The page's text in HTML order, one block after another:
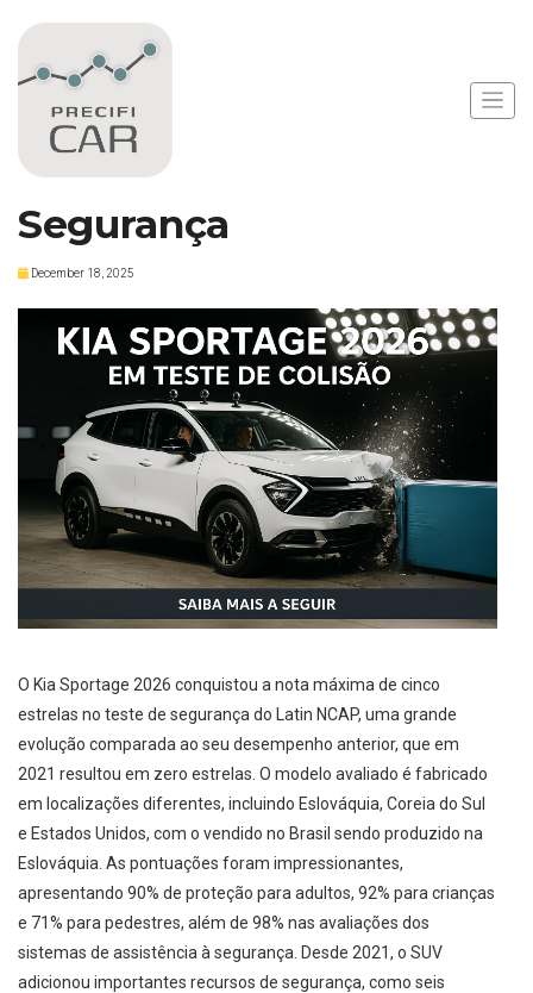
Kia Sportage 2026
Recebe 5 Estrelas em
Segurança
December 18, 2025
O Kia Sportage 2026 conquistou a nota máxima de cinco
estrelas no teste de segurança do Latin NCAP, uma grande
evolução comparada ao seu desempenho anterior, que em
2021 resultou em zero estrelas. O modelo avaliado é fabricado
em localizações diferentes, incluindo Eslováquia, Coreia do Sul
e Estados Unidos, com o vendido no Brasil sendo produzido na
Eslováquia. As pontuações foram impressionantes,
apresentando 90% de proteção para adultos, 92% para crianças
e 71% para pedestres, além de 98% nas avaliações dos
sistemas de assistência à segurança. Desde 2021, o SUV
adicionou importantes recursos de segurança, como seis